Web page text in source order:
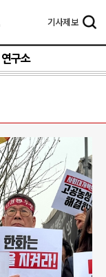
기사제보
연구소